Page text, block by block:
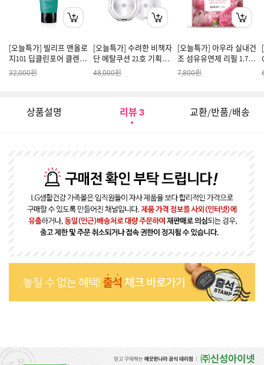
[오늘특가] 빌리프 맨올로
지101 딥클린포어 클렌징
솝 160ml
32,000원
[오늘특가] 수려한 비책자
단 메탈쿠션 21호 기획세
트
48,000원
[오늘특가] 아우라 실내건
조 섬유유연제 리필 1.7L
윌유메리미
7,800원
상품설명 리뷰 3 교환/반품/배송